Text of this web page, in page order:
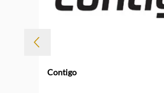
Contigo